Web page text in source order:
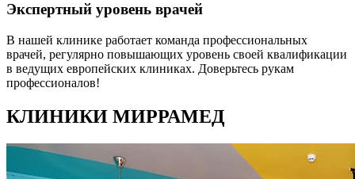
Экспертный уровень врачей
В нашей клинике работает команда профессиональных
врачей, регулярно повышающих уровень своей квалификации
в ведущих европейских клиниках. Доверьтесь рукам
профессионалов!
КЛИНИКИ МИРРАМЕД